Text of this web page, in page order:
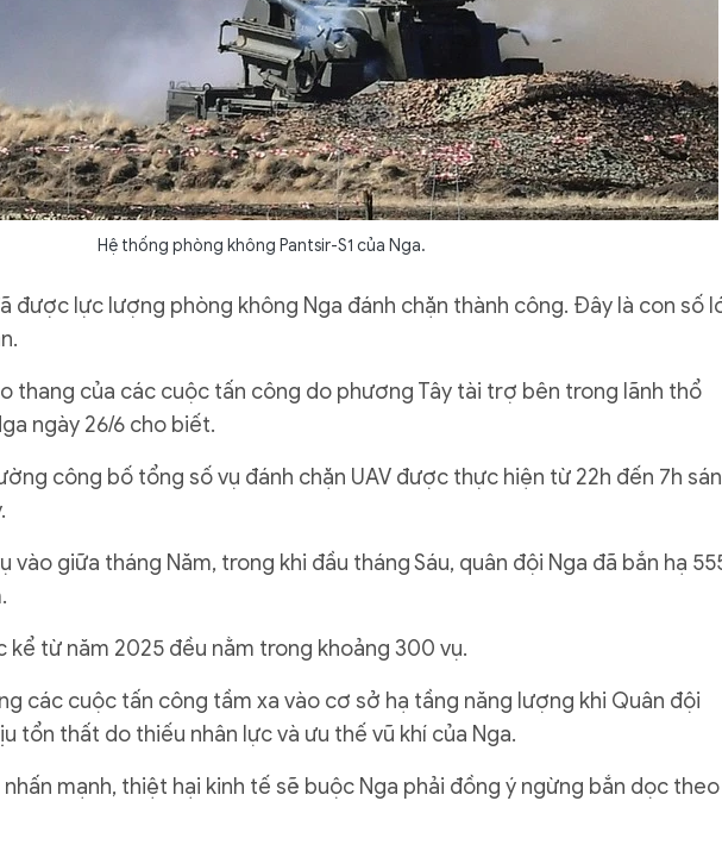
Hệ thống phòng không Pantsir-S1 của Nga.
được lực lượng phòng không Nga đánh chặn thành công. Đây là con số
thang của các cuộc tấn công do phương Tây tài trợ bên trong lãnh thổ
ngày 26/6 cho biết.
công bố tổng số vụ đánh chặn UAV được thực hiện từ 22h đến 7h
vào giữa tháng Năm, trong khi đầu tháng Sáu, quân đội Nga đã bắn hạ
kể từ năm 2025 đều nằm trong khoảng 300 vụ.
các cuộc tấn công tầm xa vào cơ sở hạ tầng năng lượng khi Quân đội
tổn thất do thiếu nhân lực và ưu thế vũ khí của Nga.
mạnh, thiệt hại kinh tế sẽ buộc Nga phải đồng ý ngừng bắn dọc theo